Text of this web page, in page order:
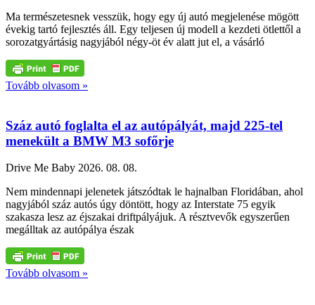
Ma természetesnek vesszük, hogy egy új autó megjelenése mögött
évekig tartó fejlesztés áll. Egy teljesen új modell a kezdeti ötlettől a
sorozatgyártásig nagyjából négy-öt év alatt jut el, a vásárló
Tovább olvasom »
Száz autó foglalta el az autópályát, majd 225-tel
menekült a BMW M3 sofőrje
Drive Me Baby 2026. 08. 08.
Nem mindennapi jelenetek játszódtak le hajnalban Floridában, ahol
nagyjából száz autós úgy döntött, hogy az Interstate 75 egyik
szakasza lesz az éjszakai driftpályájuk. A résztvevők egyszerűen
megálltak az autópálya észak
Tovább olvasom »